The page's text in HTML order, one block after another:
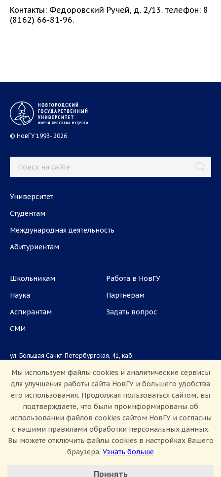
Контакты: Федоровский Ручей, д. 2/13. телефон: 8
(8162) 66-81-96.
© НовГУ 1993- 2026
Университет
Студентам
Международная деятельность
Абитуриентам
Школьникам
Наука
Аспирантам
СМИ
Работа в НовГУ
Партнёрам
Задать вопрос
ул. Большая Санкт-Петербургская, 41, каб.
Приемная комиссия: +7(8162)33-20-44
Сведения о доходах
Мы используем файлы cookies и аналитические сервисы
для улучшения работы сайта НовГУ и большего удобства
его использования. Продолжая пользоваться сайтом, вы
подтверждаете, что были проинформированы об
использовании файлов cookies сайтом НовГУ и согласны
с нашими правилами обработки персональных данных.
Вы можете отключить файлы cookies в настройках Вашего
браузера. Узнать больше
Принять